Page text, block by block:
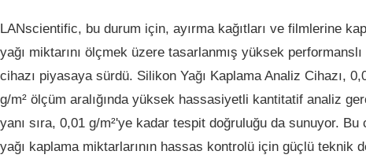
LANscientific, bu durum için, ayırma kağıtları ve filmlerine
yağı miktarını ölçmek üzere tasarlanmış yüksek
cihazı piyasaya sürdü. Silikon Yağı Kaplama Analiz Cihazı,
g/m² ölçüm aralığında yüksek hassasiyetli kantitatif analiz
yanı sıra, 0,01 g/m²'ye kadar tespit doğruluğu da sunuyor.
yağı kaplama miktarlarının hassas kontrolü için güçlü teknik